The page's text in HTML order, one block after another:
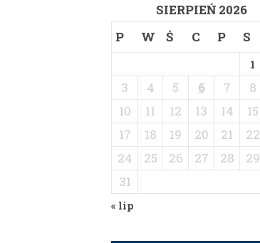
SIERPIEŃ 2026
P
W Ś C P S
1
3
4 5 6 7 8
10
11 12 13 14 15
17
18 19 20 21 22
24
25 26 27 28 29
31
« lip